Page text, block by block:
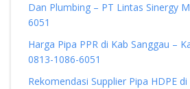
Dan Plumbing – PT Lintas Sinergy
6051
Harga Pipa PPR di Kab Sanggau –
0813-1086-6051
Rekomendasi Supplier Pipa HDPE